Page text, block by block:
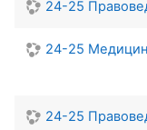
24-25
24-25
24-25